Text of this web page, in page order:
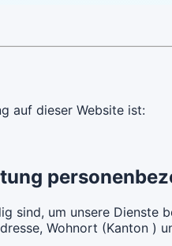
auf dieser Website ist:
sind, um unsere Dienste
Wohnort (Kanton )